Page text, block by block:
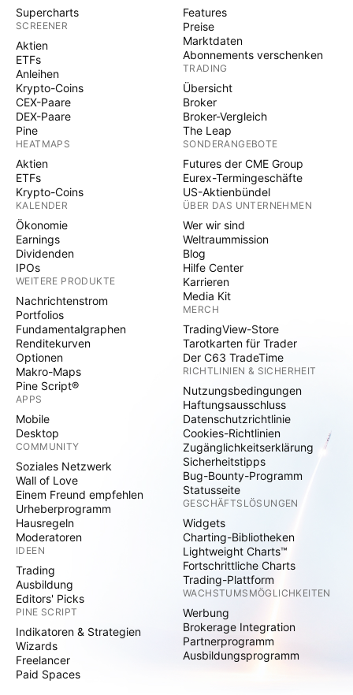
Supercharts
SCREENER
Aktien
ETFs
Anleihen
Krypto-Coins
CEX-Paare
DEX-Paare
Pine
HEATMAPS
Aktien
ETFs
Krypto-Coins
KALENDER
Ökonomie
Earnings
Dividenden
IPOs
WEITERE PRODUKTE
Nachrichtenstrom
Portfolios
Fundamentalgraphen
Renditekurven
Optionen
Makro-Maps
Pine Script®
APPS
Mobile
Desktop
COMMUNITY
Soziales Netzwerk
Wall of Love
Einem Freund empfehlen
Urheberprogramm
Hausregeln
Moderatoren
IDEEN
Trading
Ausbildung
Editors' Picks
PINE SCRIPT
Indikatoren & Strategien
Wizards
Freelancer
Paid Spaces
Features
Preise
Marktdaten
Abonnements verschenken
TRADING
Übersicht
Broker
Broker-Vergleich
The Leap
SONDERANGEBOTE
Futures der CME Group
Eurex-Termingeschäfte
US-Aktienbündel
ÜBER DAS UNTERNEHMEN
Wer wir sind
Weltraummission
Blog
Hilfe Center
Karrieren
Media Kit
MERCH
TradingView-Store
Tarotkarten für Trader
Der C63 TradeTime
RICHTLINIEN & SICHERHEIT
Nutzungsbedingungen
Haftungsausschluss
Datenschutzrichtlinie
Cookies-Richtlinien
Zugänglichkeitserklärung
Sicherheitstipps
Bug-Bounty-Programm
Statusseite
GESCHÄFTSLÖSUNGEN
Widgets
Charting-Bibliotheken
Lightweight Charts™
Fortschrittliche Charts
Trading-Plattform
WACHSTUMSMÖGLICHKEITEN
Werbung
Brokerage Integration
Partnerprogramm
Ausbildungsprogramm